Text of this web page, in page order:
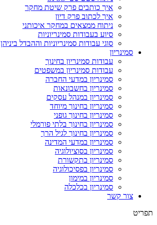
איך כותבים פרק שיטת מחקר
איך לכתוב פרק דיון
ניתוח ממצאים במחקר איכותני
סיוע בעבודות סמינריוניות
סוגי עבודות סמינריוניות וההבדל ביניהן
סמינריון
עבודות סמינריון בחינוך
עבודות סמינריון במשפטים
סמינריון במדעי החברה
סמינריון בחשבונאות
סמינריון במנהל עסקים
סמינריון בחינוך מיוחד
סמינריון בחינוך גופני
סמינריון בחינוך בלתי פורמלי
סמינריון בחינוך לגיל הרך
סמינריון במדעי המדינה
סמינריון בסוציולוגיה
סמינריון בתקשורת
סמינריון בפסיכולוגיה
סמינריון במימון
סמינריון בכלכלה
צור קשר
תפריט